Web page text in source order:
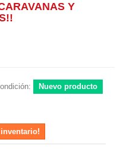
Y
Nuevo producto